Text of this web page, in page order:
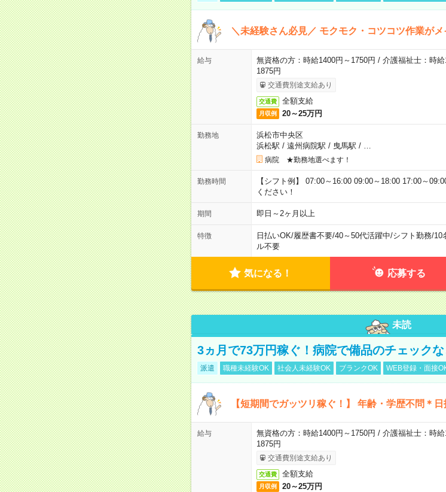
＼未経験さん必見／ モクモク・コツコツ作業が
給与
無資格の方：時給1400円～1750円 / 介護福祉士：時
1875円
交通費別途支給あり
交通費 全額支給
月収例 20～25万円
勤務地
浜松市中央区
浜松駅 / 遠州病院駅 / 曳馬駅 / …
病院 ★勤務地選べます！
勤務時間
【シフト例】 07:00～16:00 09:00～18:00 17:00～
ください！
期間 即日～2ヶ月以上
特徴 日払いOK/履歴書不要/40～50代活躍中/シフト勤務/10
ル不要
気になる！ 応募する
未読
3ヵ月で73万円稼ぐ！病院で備品のチェック
派遣 職種未経験OK 社会人未経験OK ブランクOK WEB登録・面接
【短期間でガッツリ稼ぐ！】 年齢・学歴不問＊
給与
無資格の方：時給1400円～1750円 / 介護福祉士：時
1875円
交通費別途支給あり
交通費 全額支給
月収例 20～25万円